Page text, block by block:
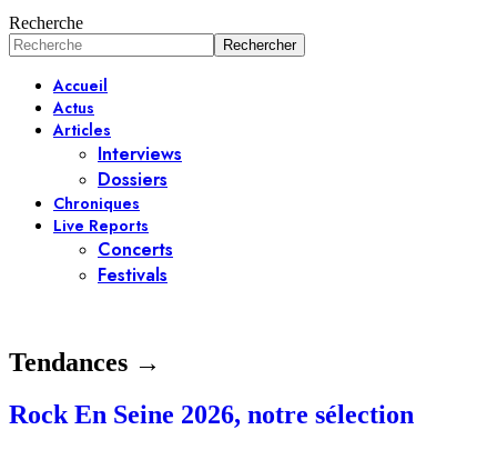
Recherche
Accueil
Actus
Articles
Interviews
Dossiers
Chroniques
Live Reports
Concerts
Festivals
Tendances →
Rock En Seine 2026, notre sélection